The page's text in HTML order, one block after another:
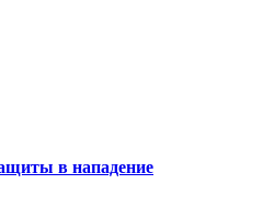
в нападение